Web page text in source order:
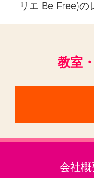
リエ Be Free)の
教室
会社概